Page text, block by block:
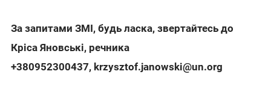
За запитами ЗМІ, будь ласка, звертайтесь до
Кріса Яновські, речника
+380952300437, krzysztof.janowski@un.org